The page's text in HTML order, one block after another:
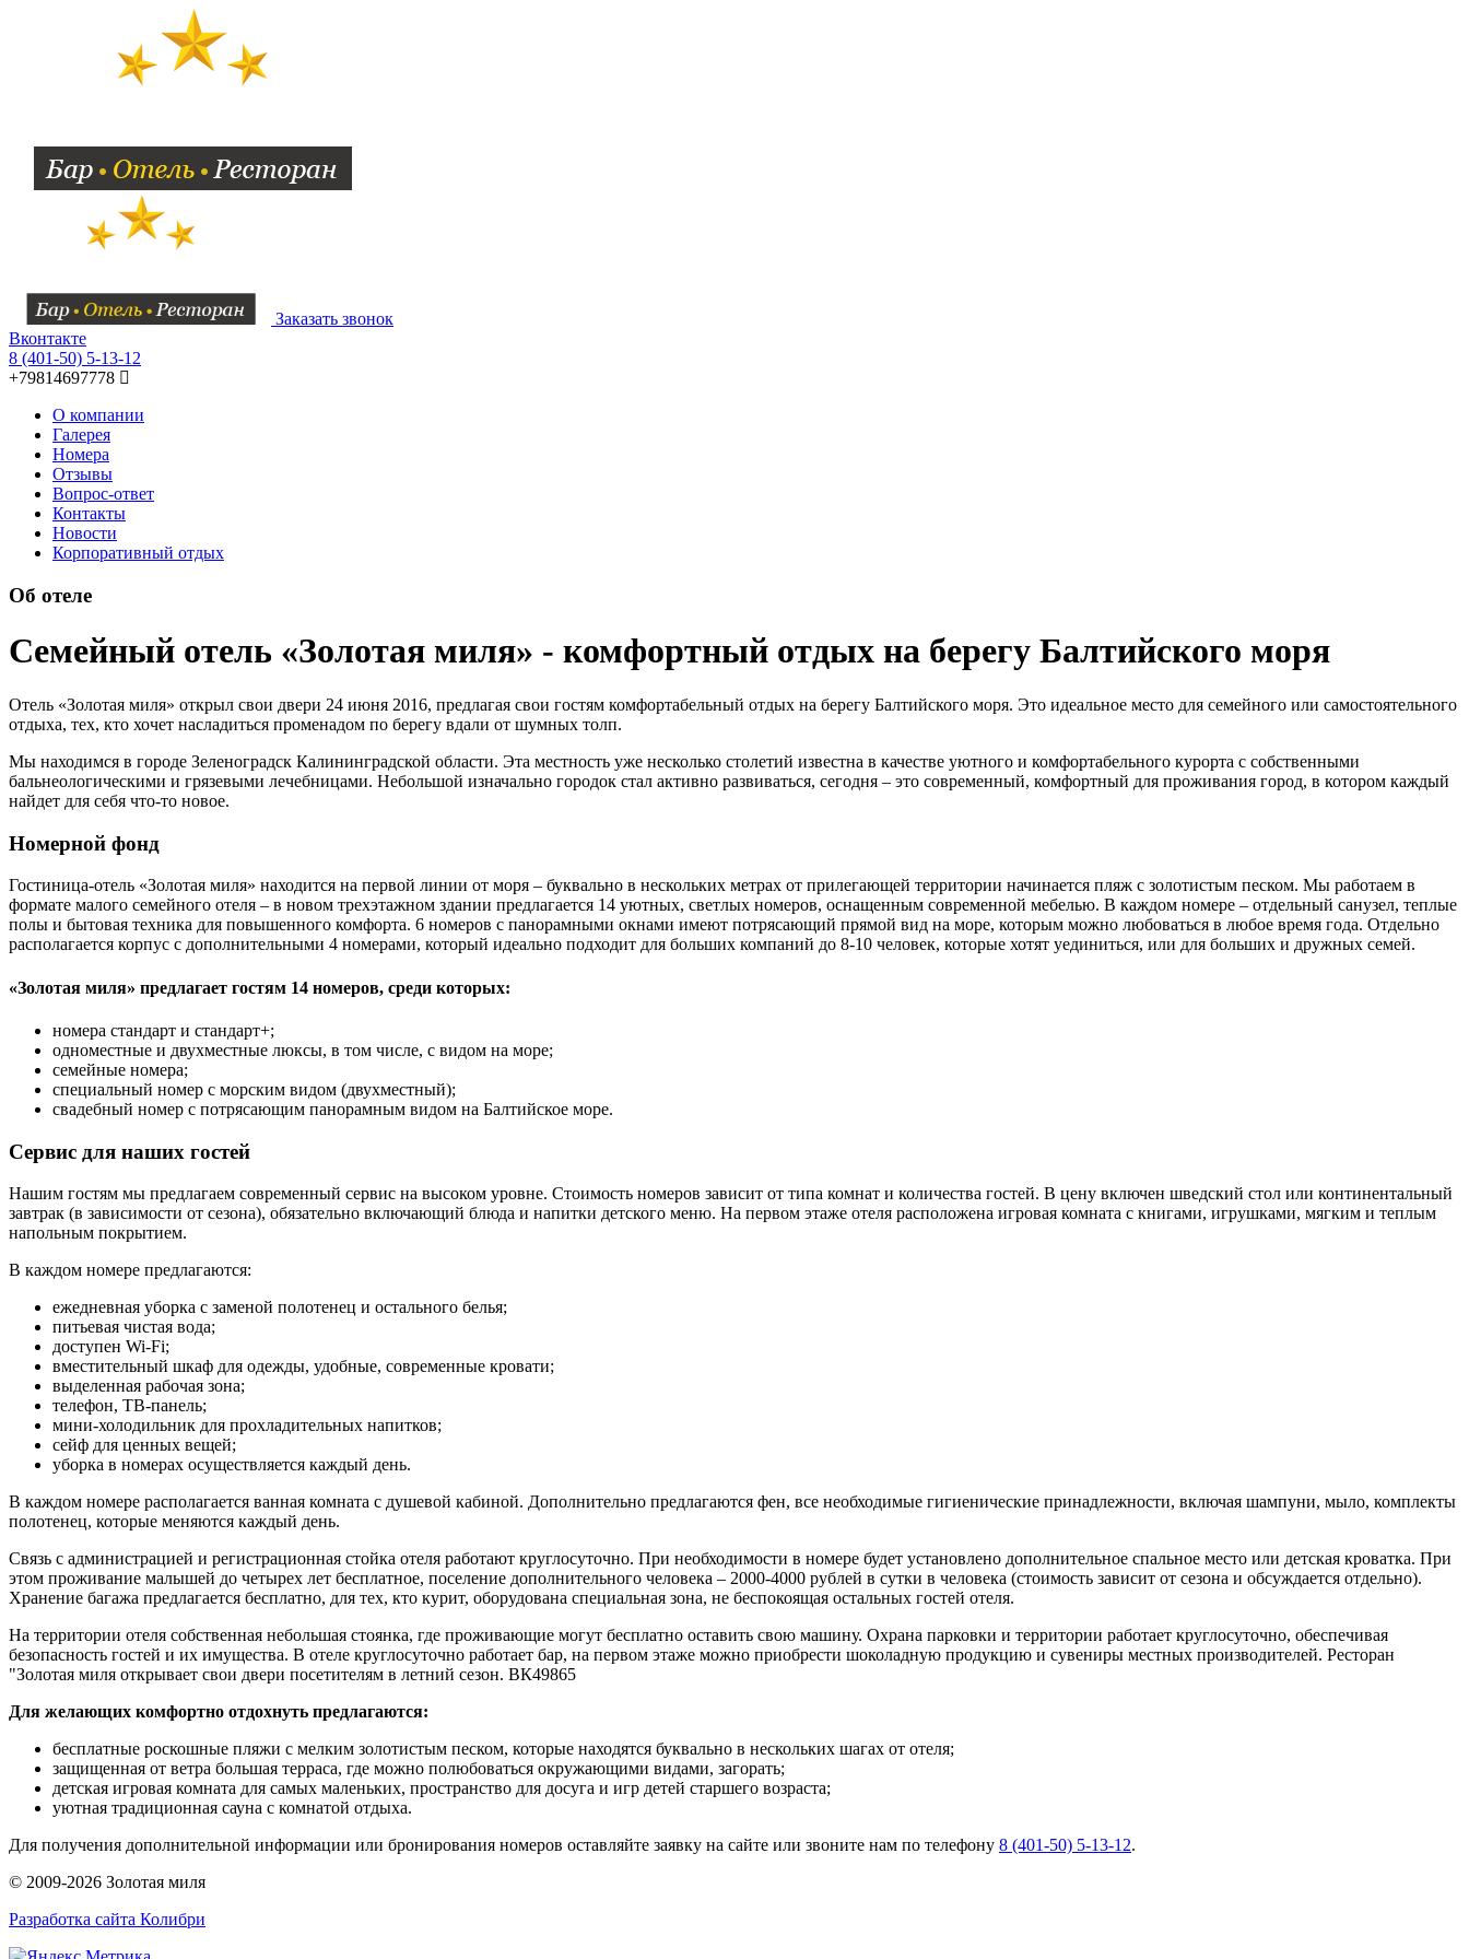
Заказать звонок
Вконтакте
8 (401-50) 5-13-12
+79814697778
О компании
Галерея
Номера
Отзывы
Вопрос-ответ
Контакты
Новости
Корпоративный отдых
Об отеле
Семейный отель «Золотая миля» - комфортный отдых на берегу Балтийского моря
Отель «Золотая миля» открыл свои двери 24 июня 2016, предлагая свои гостям комфортабельный отдых на берегу Балтийского моря. Это идеальное место для семейного или самостоятельного
отдыха, тех, кто хочет насладиться променадом по берегу вдали от шумных толп.
Мы находимся в городе Зеленоградск Калининградской области. Эта местность уже несколько столетий известна в качестве уютного и комфортабельного курорта с собственными
бальнеологическими и грязевыми лечебницами. Небольшой изначально городок стал активно развиваться, сегодня – это современный, комфортный для проживания город, в котором каждый
найдет для себя что-то новое.
Номерной фонд
Гостиница-отель «Золотая миля» находится на первой линии от моря – буквально в нескольких метрах от прилегающей территории начинается пляж с золотистым песком. Мы работаем в
формате малого семейного отеля – в новом трехэтажном здании предлагается 14 уютных, светлых номеров, оснащенным современной мебелью. В каждом номере – отдельный санузел, теплые
полы и бытовая техника для повышенного комфорта. 6 номеров с панорамными окнами имеют потрясающий прямой вид на море, которым можно любоваться в любое время года. Отдельно
располагается корпус с дополнительными 4 номерами, который идеально подходит для больших компаний до 8-10 человек, которые хотят уединиться, или для больших и дружных семей.
«Золотая миля» предлагает гостям 14 номеров, среди которых:
номера стандарт и стандарт+;
одноместные и двухместные люксы, в том числе, с видом на море;
семейные номера;
специальный номер с морским видом (двухместный);
свадебный номер с потрясающим панорамным видом на Балтийское море.
Сервис для наших гостей
Нашим гостям мы предлагаем современный сервис на высоком уровне. Стоимость номеров зависит от типа комнат и количества гостей. В цену включен шведский стол или континентальный
завтрак (в зависимости от сезона), обязательно включающий блюда и напитки детского меню. На первом этаже отеля расположена игровая комната с книгами, игрушками, мягким и теплым
напольным покрытием.
В каждом номере предлагаются:
ежедневная уборка с заменой полотенец и остального белья;
питьевая чистая вода;
доступен Wi-Fi;
вместительный шкаф для одежды, удобные, современные кровати;
выделенная рабочая зона;
телефон, ТВ-панель;
мини-холодильник для прохладительных напитков;
сейф для ценных вещей;
уборка в номерах осуществляется каждый день.
В каждом номере располагается ванная комната с душевой кабиной. Дополнительно предлагаются фен, все необходимые гигиенические принадлежности, включая шампуни, мыло, комплекты
полотенец, которые меняются каждый день.
Связь с администрацией и регистрационная стойка отеля работают круглосуточно. При необходимости в номере будет установлено дополнительное спальное место или детская кроватка. При
этом проживание малышей до четырех лет бесплатное, поселение дополнительного человека – 2000-4000 рублей в сутки в человека (стоимость зависит от сезона и обсуждается отдельно).
Хранение багажа предлагается бесплатно, для тех, кто курит, оборудована специальная зона, не беспокоящая остальных гостей отеля.
На территории отеля собственная небольшая стоянка, где проживающие могут бесплатно оставить свою машину. Охрана парковки и территории работает круглосуточно, обеспечивая
безопасность гостей и их имущества. В отеле круглосуточно работает бар, на первом этаже можно приобрести шоколадную продукцию и сувениры местных производителей. Ресторан
"Золотая миля открывает свои двери посетителям в летний сезон. ВК49865
Для желающих комфортно отдохнуть предлагаются:
бесплатные роскошные пляжи с мелким золотистым песком, которые находятся буквально в нескольких шагах от отеля;
защищенная от ветра большая терраса, где можно полюбоваться окружающими видами, загорать;
детская игровая комната для самых маленьких, пространство для досуга и игр детей старшего возраста;
уютная традиционная сауна с комнатой отдыха.
Для получения дополнительной информации или бронирования номеров оставляйте заявку на сайте или звоните нам по телефону 8 (401-50) 5-13-12.
© 2009-2026 Золотая миля
Разработка сайта Колибри